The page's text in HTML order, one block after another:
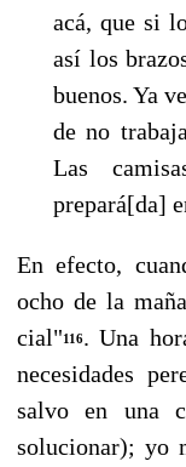
acá, que si
así los
buenos. Ya
de no
Las
prepará[da]
En efecto,
ocho de la
cial"116. Una
necesidades
salvo en una
solucionar); yo